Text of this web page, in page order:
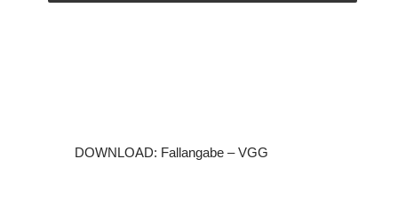
DOWNLOAD: Fallangabe – VGG